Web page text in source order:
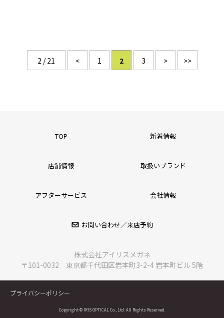
2 / 21 < 1 2 3 > >>
TOP 新着情報
店舗情報 取扱いブランド
アフターサービス 会社情報
お問い合わせ／来店予約
株式会社アイリスメガネ
〒101-0032 東京都千代田区岩本町3-2-4 岩本町ビル 5階
プライバシーポリシー
Copyright © IRIS OPTICAL Co., Ltd. All Rights Reserved.